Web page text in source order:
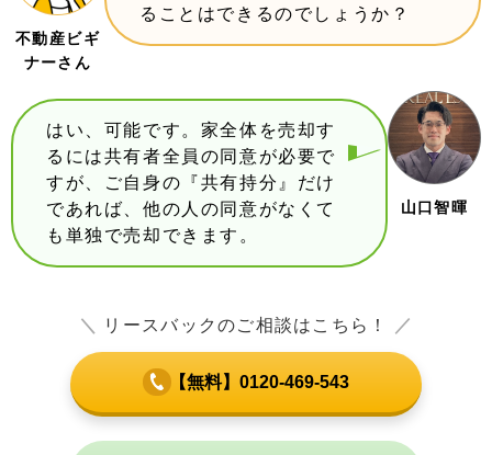
不動産ビギ
ナーさん
ることはできるのでしょうか？
山口智暉
はい、可能です。家全体を売却す
るには共有者全員の同意が必要で
すが、ご自身の『共有持分』だけ
であれば、他の人の同意がなくて
も単独で売却できます。
＼ リースバックのご相談はこちら！ ／
【無料】0120-469-543